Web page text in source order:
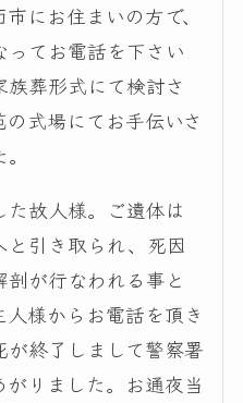
にお住まいの方で、
ってお電話を下さい
葬形式にて検討さ
式場にてお手伝いさ
故人様。ご遺体は
引き取られ、死因
が行なわれる事と
様からお電話を頂き
が終了しまして警察署
りました。お通夜当